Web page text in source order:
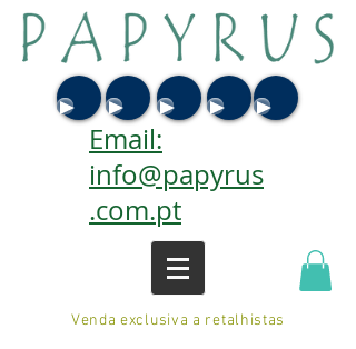
Email:
info@papyrus
.com.pt
Venda exclusiva a retalhistas